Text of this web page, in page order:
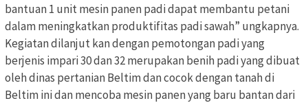
bantuan 1 unit mesin panen padi dapat membantu petani
dalam meningkatkan produktifitas padi sawah” ungkapnya.
Kegiatan dilanjut kan dengan pemotongan padi yang
berjenis impari 30 dan 32 merupakan benih padi yang dibuat
oleh dinas pertanian Beltim dan cocok dengan tanah di
Beltim ini dan mencoba mesin panen yang baru bantan dari